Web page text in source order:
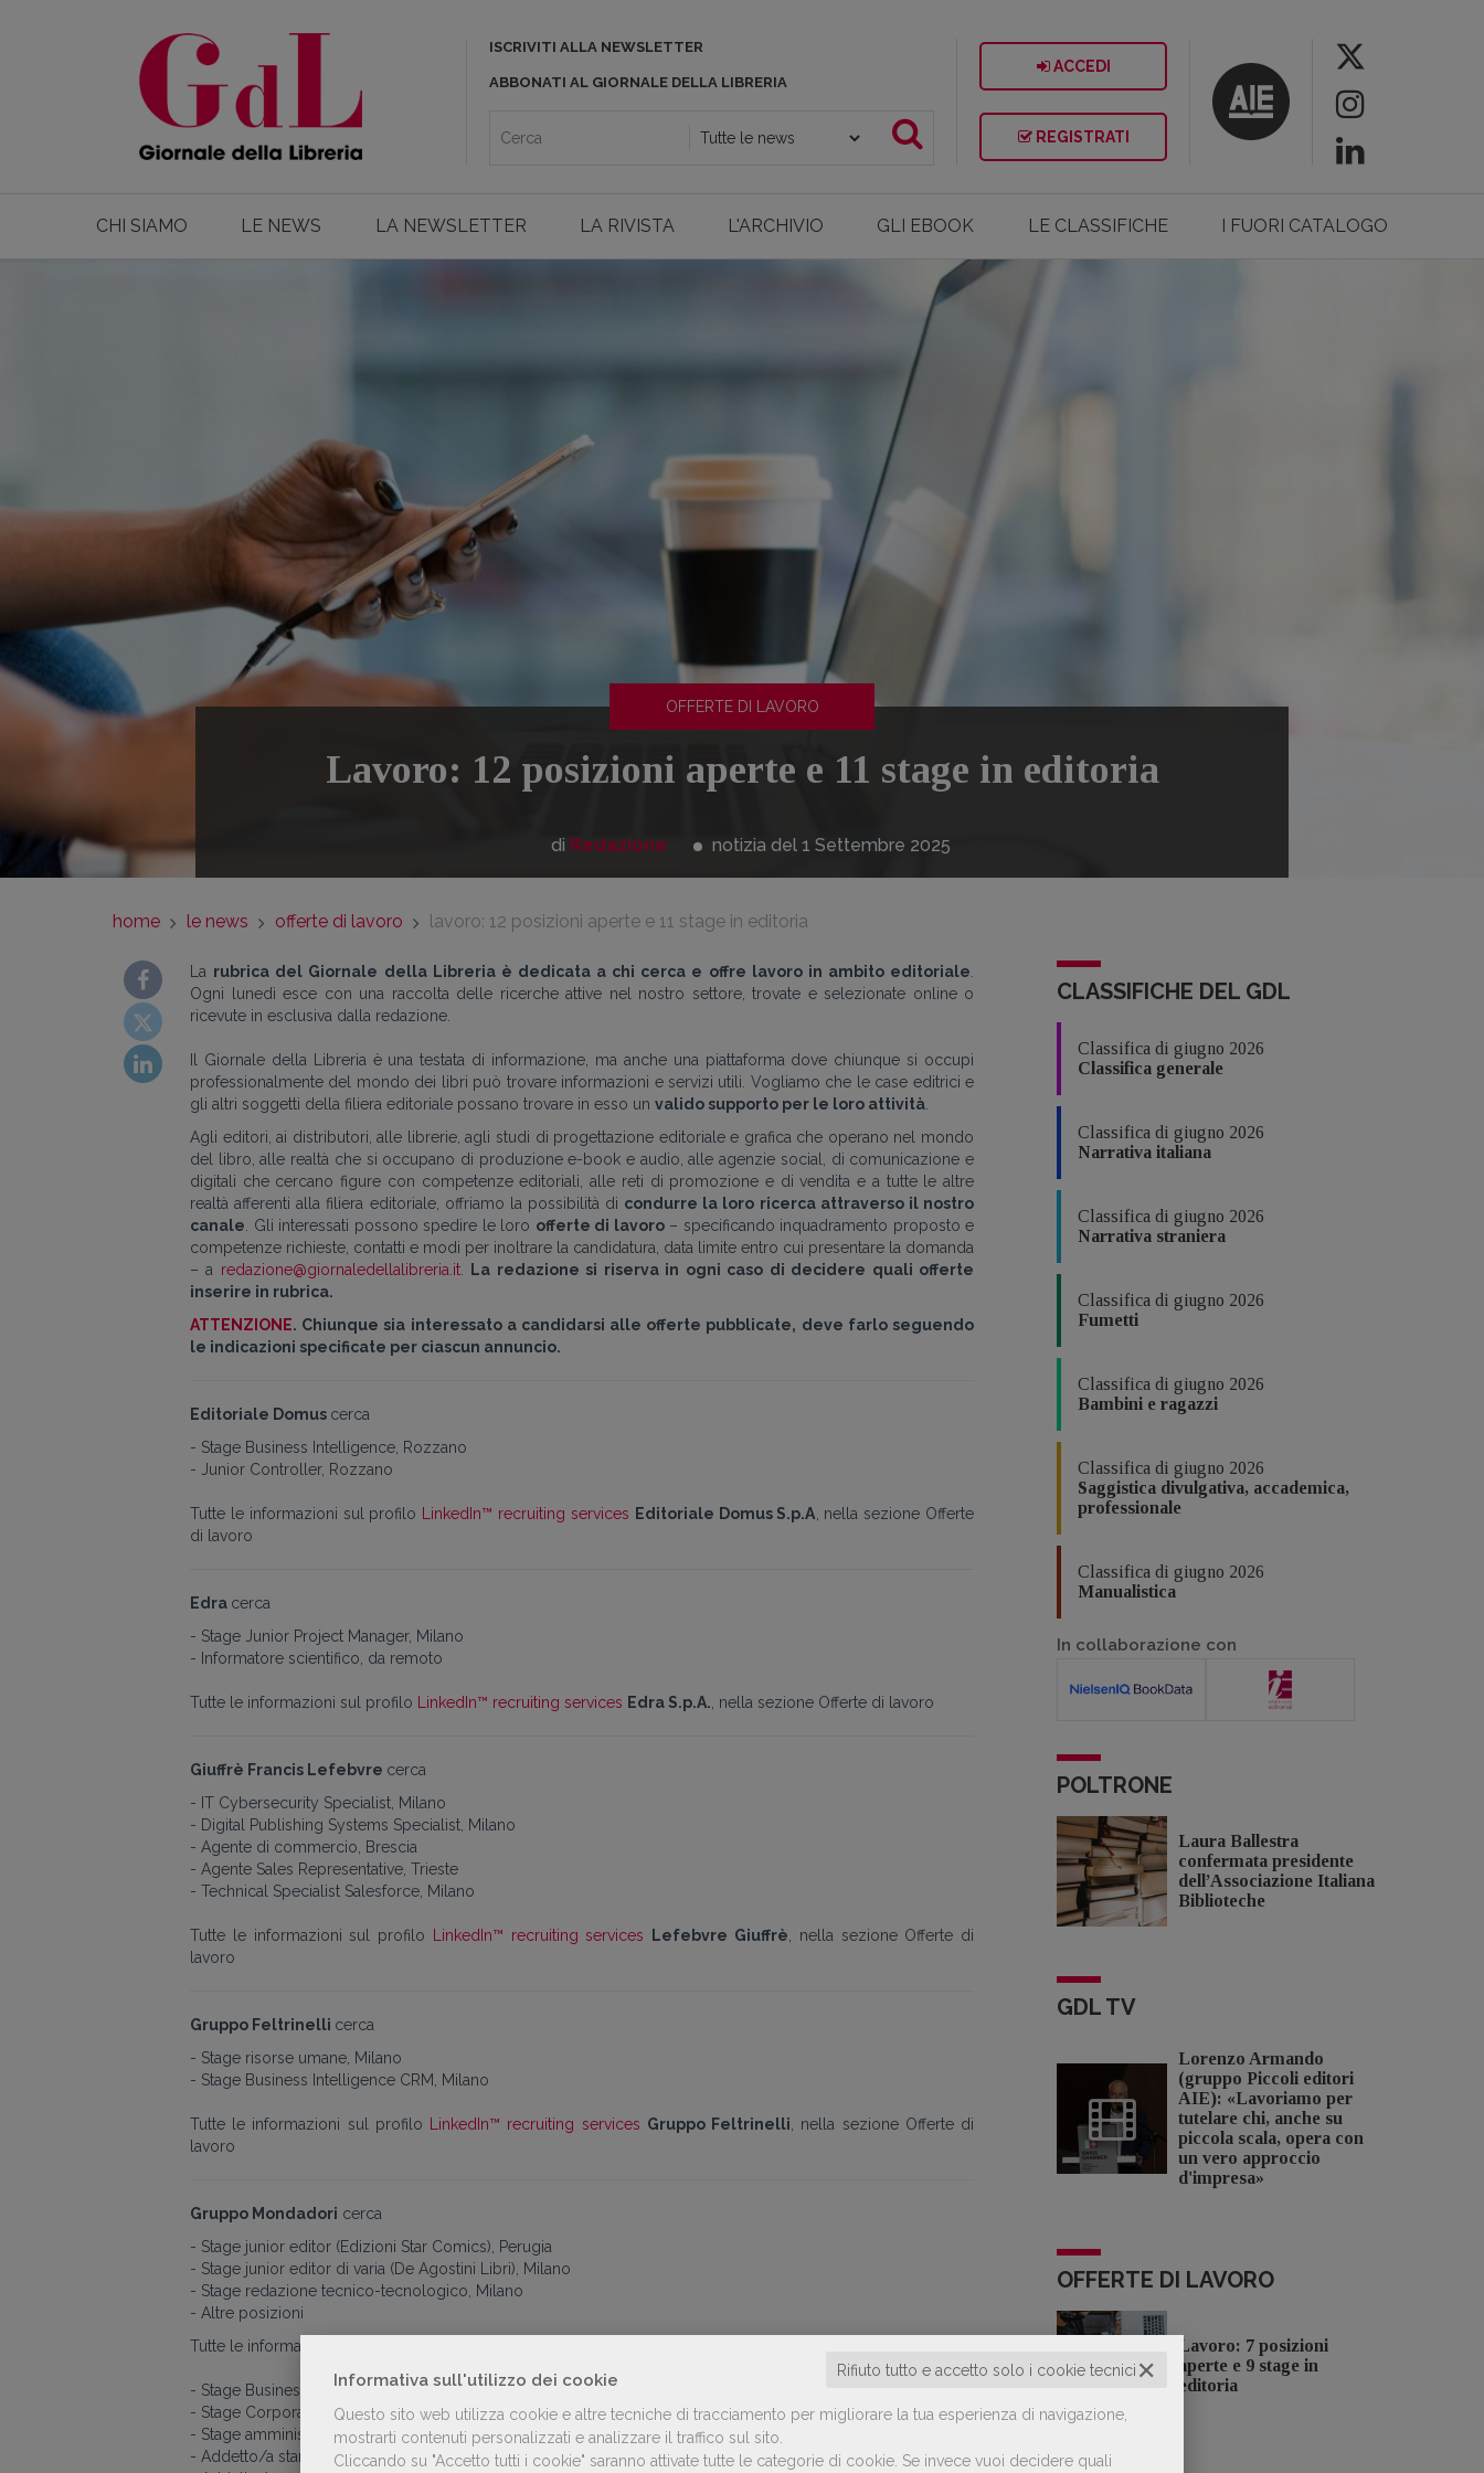
Informativa sull'utilizzo dei cookie ✕
Rifiuto tutto e accetto solo i cookie tecnici
Questo sito web utilizza cookie e altre tecniche di tracciamento per migliorare la tua esperienza di navigazione,
mostrarti contenuti personalizzati e analizzare il traffico sul sito.
Cliccando su "Accetto tutti i cookie" saranno attivate tutte le categorie di cookie. Se invece vuoi decidere quali
ISCRIVITI ALLA NEWSLETTER
ABBONATI AL GIORNALE DELLA LIBRERIA
ACCEDI
REGISTRATI
CHI SIAMO LE NEWS LA NEWSLETTER LA RIVISTA L'ARCHIVIO GLI EBOOK LE CLASSIFICHE I FUORI CATALOGO
OFFERTE DI LAVORO
Lavoro: 12 posizioni aperte e 11 stage in editoria
di Redazione notizia del 1 Settembre 2025
home le news offerte di lavoro lavoro: 12 posizioni aperte e 11 stage in editoria
La rubrica del Giornale della Libreria è dedicata a chi cerca e offre lavoro in ambito editoriale
Ogni lunedì esce con una raccolta delle ricerche attive nel nostro settore, trovate e selezionate online o
ricevute in esclusiva dalla redazione.
Il Giornale della Libreria è una testata di informazione, ma anche una piattaforma dove chiunque si occupi
professionalmente del mondo dei libri può trovare informazioni e servizi utili. Vogliamo che le case editrici e
gli altri soggetti della filiera editoriale possano trovare in esso un valido supporto per le loro attività
Agli editori, ai distributori, alle librerie, agli studi di progettazione editoriale e grafica che operano nel mondo
del libro, alle realtà che si occupano di produzione e-book e audio, alle agenzie social, di comunicazione e
digitali che cercano figure con competenze editoriali, alle reti di promozione e di vendita e a tutte le altre
realtà afferenti alla filiera editoriale, offriamo la possibilità di condurre la loro ricerca attraverso il nostro
canale . Gli interessati possono spedire le loro offerte di lavoro– specificando inquadramento proposto e
competenze richieste, contatti e modi per inoltrare la candidatura, data limite entro cui presentare la domanda
– a redazione@giornaledellalibreria.it.
La redazione si riserva in ogni caso di decidere quali offerte
inserire in rubrica.
ATTENZIONE. Chiunque sia interessato a candidarsi alle offerte pubblicate, deve farlo seguendo
le indicazioni specificate per ciascun annuncio.
Editoriale Domus cerca
- Stage Business Intelligence, Rozzano
- Junior Controller, Rozzano
Tutte le informazioni sul profilo LinkedIn™ recruiting services Editoriale Domus S.p.A , nella sezione Offerte
di lavoro
Edra cerca
- Stage Junior Project Manager, Milano
- Informatore scientifico, da remoto
Tutte le informazioni sul profilo LinkedIn™ recruiting services Edra S.p.A. , nella sezione Offerte di lavoro
Giuffrè Francis Lefebvre cerca
- IT Cybersecurity Specialist, Milano
- Digital Publishing Systems Specialist, Milano
- Agente di commercio, Brescia
- Agente Sales Representative, Trieste
- Technical Specialist Salesforce, Milano
Tutte le informazioni sul profilo LinkedIn™ recruiting services Lefebvre Giuffrè , nella sezione Offerte di
lavoro
Gruppo Feltrinelli cerca
- Stage risorse umane, Milano
- Stage Business Intelligence CRM, Milano
Tutte le informazioni sul profilo LinkedIn™ recruiting services Gruppo Feltrinelli , nella sezione Offerte di
lavoro
Gruppo Mondadori cerca
- Stage junior editor (Edizioni Star Comics), Perugia
- Stage junior editor di varia (De Agostini Libri), Milano
- Stage redazione tecnico-tecnologico, Milano
- Altre posizioni
Tutte le informazioni sul
- Stage Business Development (BU Education), Milano
- Stage Corporate Affairs, Milano
- Stage amministrazione e bilancio, Milano
- Addetto/a stampa radio e tv, Roma
CLASSIFICHE DEL GDL
Classifica di giugno 2026
Classifica generale
Classifica di giugno 2026
Narrativa italiana
Classifica di giugno 2026
Narrativa straniera
Classifica di giugno 2026
Fumetti
Classifica di giugno 2026
Bambini e ragazzi
Classifica di giugno 2026
Saggistica divulgativa, accademica,
professionale
Classifica di giugno 2026
Manualistica
In collaborazione con
POLTRONE
Laura Ballestra
confermata presidente
dell’Associazione Italiana
Biblioteche
GDL TV
Lorenzo Armando
(gruppo Piccoli editori
AIE): «Lavoriamo per
tutelare chi, anche su
piccola scala, opera con
un vero approccio
d'impresa»
OFFERTE DI LAVORO
Lavoro: 7 posizioni
aperte e 9 stage in
editoria